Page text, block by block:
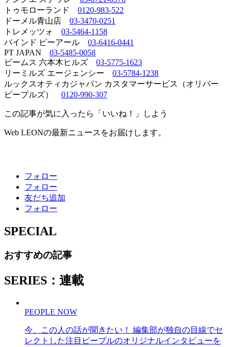
トゥモローランド 0120-983-522
ドーメル青山店 03-3470-0251
トレメッツォ 03-5464-1158
バインド ピーアール 03-6416-0441
PT JAPAN 03-5485-0058
ビームス 六本木ヒルズ 03-5775-1623
リーミルズ エージェンシー 03-5784-1238
ルックスオティカジャパン カスタマーサービス（オリバー
ピープルズ） 0120-990-307
この記事が気に入ったら「いいね！」しよう
Web LEONの最新ニュースをお届けします。
フォロー
フォロー
友だち追加
フォロー
SPECIAL
おすすめの記事
SERIES：連載
PEOPLE NOW
今、この人の話が聞きたい！ 編集部が独自の目線でセ
レクトした注目ピープルのオリジナルインタビューを